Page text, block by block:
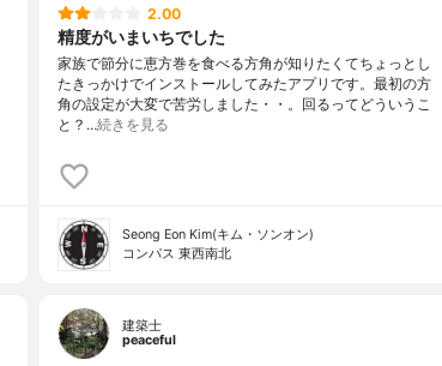
2.00
精度がいまいちでした
家族で節分に恵方巻を食べる方角が知りたくてちょっとし
たきっかけでインストールしてみたアプリです。最初の方
角の設定が大変で苦労しました・・。回るってどういうこ
と？…続きを見る
Seong Eon Kim(キム・ソンオン)
コンパス 東西南北
建築士
peaceful